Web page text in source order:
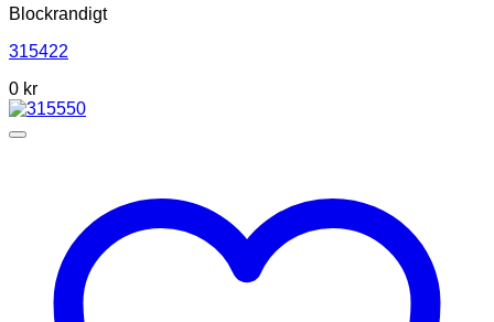
Blockrandigt
315422
0 kr